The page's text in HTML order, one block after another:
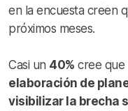
en la encuesta creen
próximos meses.
Casi un 40% cree que
elaboración de
visibilizar la brecha